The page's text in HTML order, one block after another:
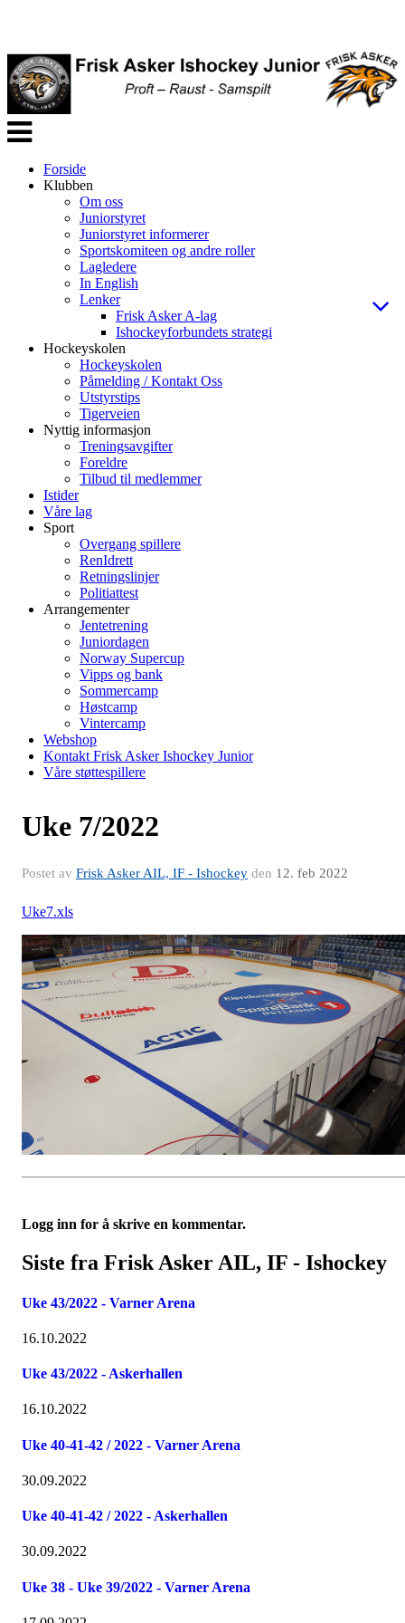
Veksle
navigasjon
Forside
Klubben
Om oss
Juniorstyret
Juniorstyret informerer
Sportskomiteen og andre roller
Lagledere
In English
Lenker
Frisk Asker A-lag
Ishockeyforbundets strategi
Hockeyskolen
Hockeyskolen
Påmelding / Kontakt Oss
Utstyrstips
Tigerveien
Nyttig informasjon
Treningsavgifter
Foreldre
Tilbud til medlemmer
Istider
Våre lag
Sport
Overgang spillere
RenIdrett
Retningslinjer
Politiattest
Arrangementer
Jentetrening
Juniordagen
Norway Supercup
Vipps og bank
Sommercamp
Høstcamp
Vintercamp
Webshop
Kontakt Frisk Asker Ishockey Junior
Våre støttespillere
Uke 7/2022
Postet av Frisk Asker AIL, IF - Ishockey den 12. feb 2022
Uke7.xls
Logg inn for å skrive en kommentar.
Siste fra Frisk Asker AIL, IF - Ishockey
Uke 43/2022 - Varner Arena
16.10.2022
Uke 43/2022 - Askerhallen
16.10.2022
Uke 40-41-42 / 2022 - Varner Arena
30.09.2022
Uke 40-41-42 / 2022 - Askerhallen
30.09.2022
Uke 38 - Uke 39/2022 - Varner Arena